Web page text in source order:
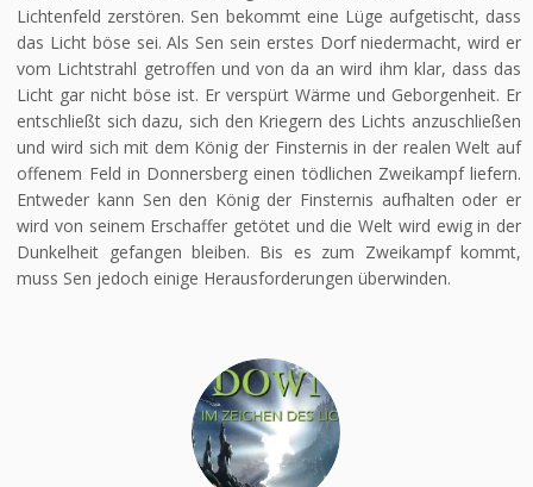
Lichtenfeld zerstören. Sen bekommt eine Lüge aufgetischt, dass
das Licht böse sei. Als Sen sein erstes Dorf niedermacht, wird er
vom Lichtstrahl getroffen und von da an wird ihm klar, dass das
Licht gar nicht böse ist. Er verspürt Wärme und Geborgenheit. Er
entschließt sich dazu, sich den Kriegern des Lichts anzuschließen
und wird sich mit dem König der Finsternis in der realen Welt auf
offenem Feld in Donnersberg einen tödlichen Zweikampf liefern.
Entweder kann Sen den König der Finsternis aufhalten oder er
wird von seinem Erschaffer getötet und die Welt wird ewig in der
Dunkelheit gefangen bleiben. Bis es zum Zweikampf kommt,
muss Sen jedoch einige Herausforderungen überwinden.